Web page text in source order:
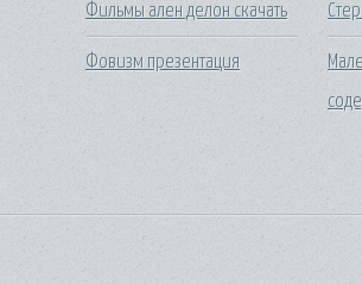
Фильмы ален делон скачать
Фовизм презентация